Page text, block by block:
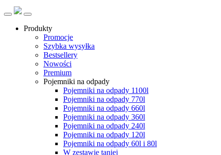
Produkty
Promocje
Szybka wysyłka
Bestsellery
Nowości
Premium
Pojemniki na odpady
Pojemniki na odpady 1100l
Pojemniki na odpady 770l
Pojemniki na odpady 660l
Pojemniki na odpady 360l
Pojemniki na odpady 240l
Pojemniki na odpady 120l
Pojemniki na odpady 60l i 80l
W zestawie taniej